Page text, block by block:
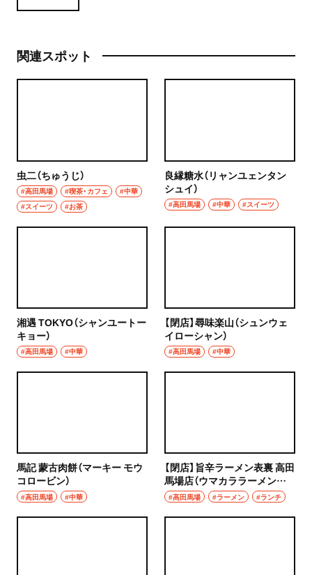
関連スポット
虫二（ちゅうじ）
#高田馬場 #喫茶・カフェ
#中華
#スイーツ
#お茶
良縁糖水（リャンユェンタン
シュイ）
#高田馬場 #中華 #スイーツ
湘遇 TOKYO（シャンユートー
キョー）
#高田馬場 #中華
【閉店】尋味楽山（シュンウェ
イローシャン）
#高田馬場 #中華
馬記 蒙古肉餅（マーキー モウ
コロービン）
#高田馬場 #中華
【閉店】旨辛ラーメン表裏 高田
馬場店（ウマカララーメンヒ
ョウリ）
#高田馬場 #ラーメン #ランチ